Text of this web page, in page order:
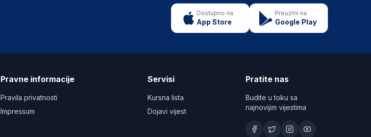
Dostupno na
App Store
Preuzmi na
Google Play
Pravne informacije
Pravila privatnosti
Impressum
Servisi
Kursna lista
Dojavi vijest
Pratite nas
Budite u toku sa
najnovijim vijestima